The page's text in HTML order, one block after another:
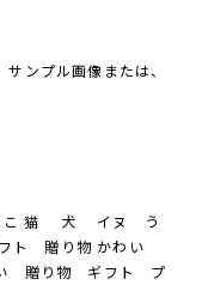
ンプル画像または、
こ 猫 犬 イヌ う
贈り物 かわい
贈り物 ギフト プ